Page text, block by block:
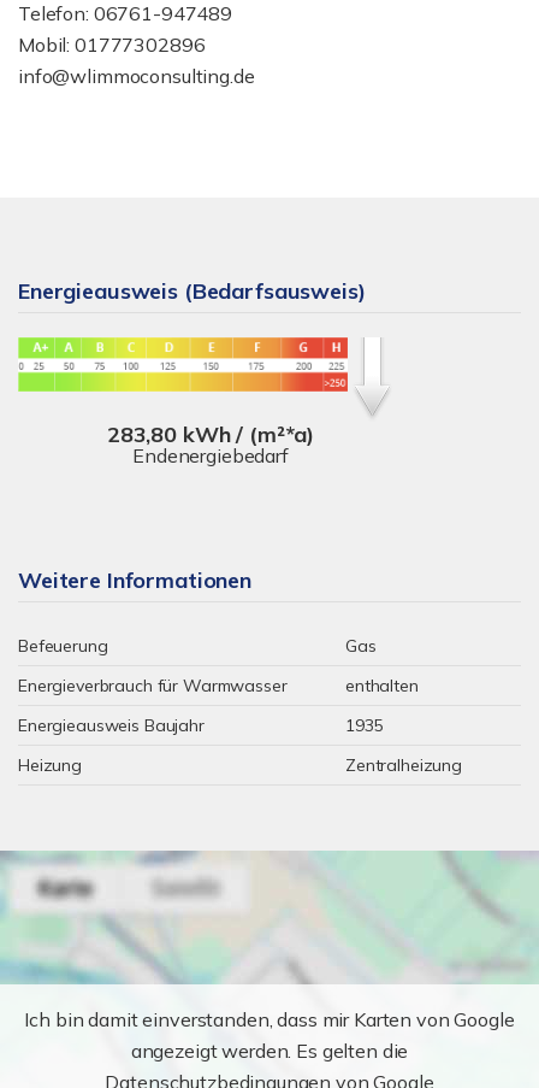
Telefon: 06761-947489
Mobil: 01777302896
info@wlimmoconsulting.de
Energieausweis (Bedarfsausweis)
283,80 kWh / (m²*a)
Endenergiebedarf
Weitere Informationen
Befeuerung
Gas
Energieverbrauch für Warmwasser
enthalten
Energieausweis Baujahr
1935
Heizung
Zentralheizung
Ich bin damit einverstanden, dass mir Karten von Google
angezeigt werden. Es gelten die
Datenschutzbedingungen von Google